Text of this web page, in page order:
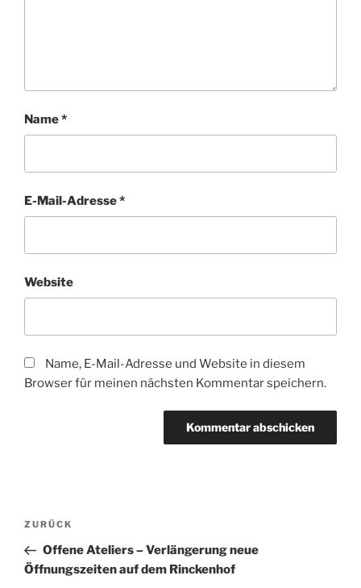
Name*
E-Mail-Adresse*
Website
Name, E-Mail-Adresse und Website in diesem
Browser für meinen nächsten Kommentar speichern.
Beitragsnavigation
Vorheriger
Beitrag
ZURÜCK
Offene Ateliers – Verlängerung neue
Öffnungszeiten auf dem Rinckenhof